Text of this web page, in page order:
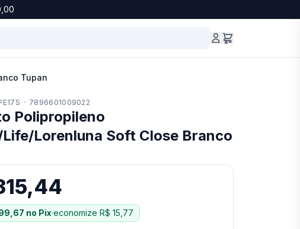
Tupan
· 7896601009022
Polipropileno
Lorenluna Soft Close Branco
no Pix·economize R$ 15,77